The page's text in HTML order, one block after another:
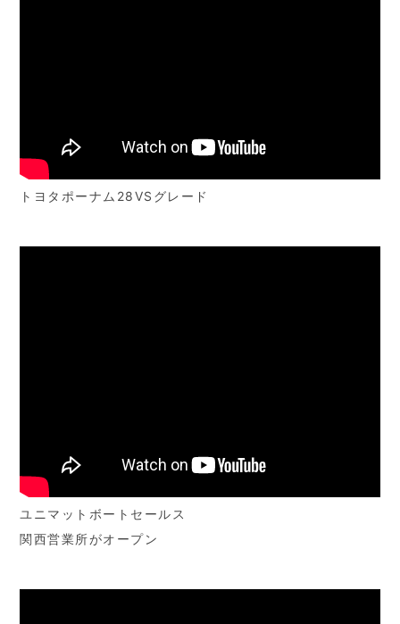
トヨタポーナム28VSグレード
ユニマットボートセールス
関西営業所がオープン